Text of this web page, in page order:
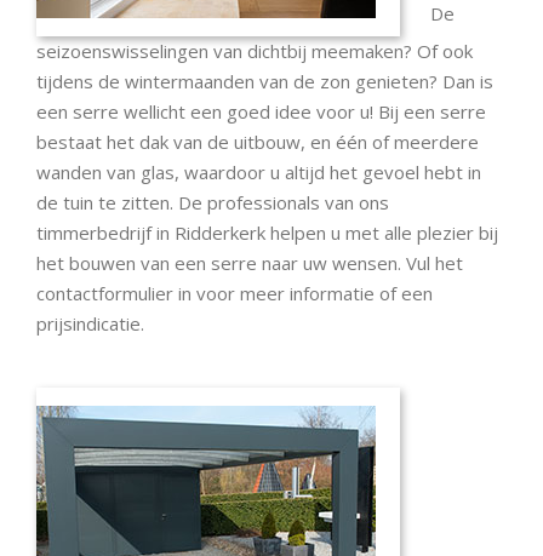
De
seizoenswisselingen van dichtbij meemaken? Of ook
tijdens de wintermaanden van de zon genieten? Dan is
een serre wellicht een goed idee voor u! Bij een serre
bestaat het dak van de uitbouw, en één of meerdere
wanden van glas, waardoor u altijd het gevoel hebt in
de tuin te zitten. De professionals van ons
timmerbedrijf in Ridderkerk helpen u met alle plezier bij
het bouwen van een serre naar uw wensen. Vul het
contactformulier in voor meer informatie of een
prijsindicatie.